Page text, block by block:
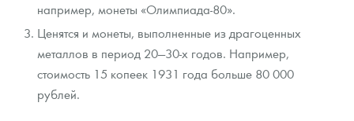
например, монеты «Олимпиада-80».
Ценятся и монеты, выполненные из драгоценных
металлов в период 20—30-х годов. Например,
стоимость 15 копеек 1931 года больше 80 000
рублей.